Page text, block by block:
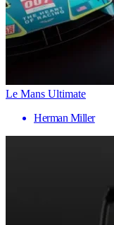
Le Mans Ultimate
Herman Miller